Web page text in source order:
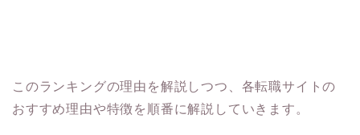
このランキングの理由を解説しつつ、各転職サイトの
おすすめ理由や特徴を順番に解説していきます。